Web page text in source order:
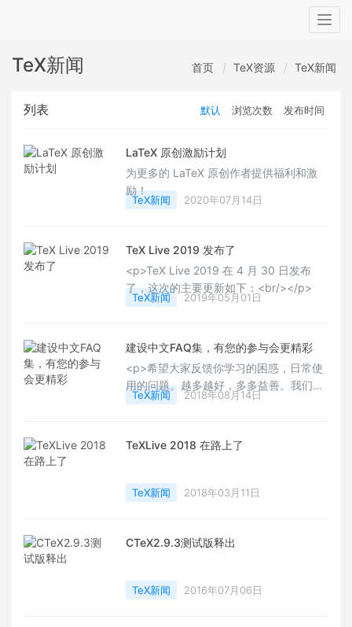
TeX新闻 首页 TeX资源 TeX新闻
列表 默认 浏览次数 发布时间
LaTeX 原创激励计划
为更多的 LaTeX 原创作者提供福利和激
励！
TeX新闻 2020年07月14日
TeX Live 2019 发布了
<p>TeX Live 2019 在 4 月 30 日发布
了，这次的主要更新如下：<br/></p>
TeX新闻 2019年05月01日
建设中文FAQ集，有您的参与会更精彩
<p>希望大家反馈你学习的困惑，日常使
用的问题。越多越好，多多益善。我们将
组织技术牛人给大家答复问题，并形成
TeX新闻 2018年08月14日
TeXLive 2018 在路上了
TeX新闻 2018年03月11日
CTeX2.9.3测试版释出
TeX新闻 2016年07月06日